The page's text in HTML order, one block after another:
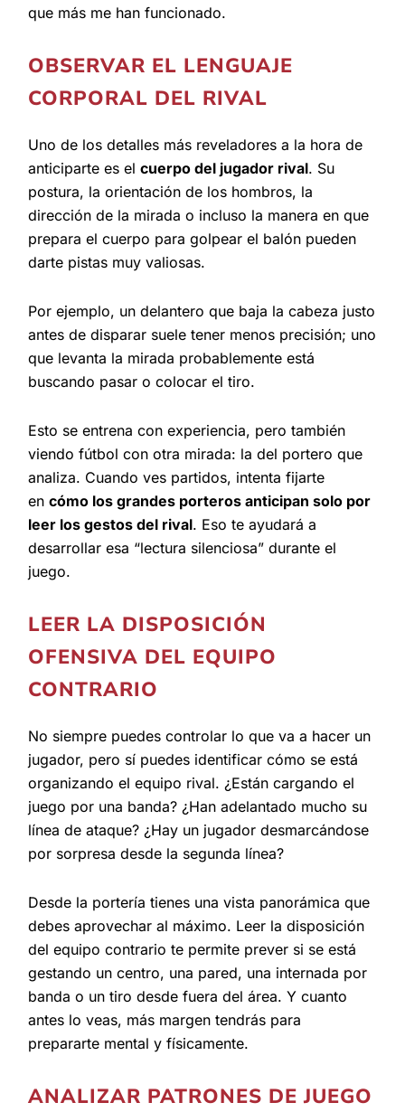
que más me han funcionado.
OBSERVAR EL LENGUAJE
CORPORAL DEL RIVAL
Uno de los detalles más reveladores a la hora de
anticiparte es elcuerpo del jugador rival. Su
postura, la orientación de los hombros, la
dirección de la mirada o incluso la manera en que
prepara el cuerpo para golpear el balón pueden
darte pistas muy valiosas.
Por ejemplo, un delantero que baja la cabeza justo
antes de disparar suele tener menos precisión; uno
que levanta la mirada probablemente está
buscando pasar o colocar el tiro.
Esto se entrena con experiencia, pero también
viendo fútbol con otra mirada: la del portero que
analiza. Cuando ves partidos, intenta fijarte
encómo los grandes porteros anticipan solo por
leer los gestos del rival. Eso te ayudará a
desarrollar esa “lectura silenciosa” durante el
juego.
LEER LA DISPOSICIÓN
OFENSIVA DEL EQUIPO
CONTRARIO
No siempre puedes controlar lo que va a hacer un
jugador, pero sí puedes identificar cómo se está
organizando el equipo rival. ¿Están cargando el
juego por una banda? ¿Han adelantado mucho su
línea de ataque? ¿Hay un jugador desmarcándose
por sorpresa desde la segunda línea?
Desde la portería tienes una vista panorámica que
debes aprovechar al máximo. Leer la disposición
del equipo contrario te permite prever si se está
gestando un centro, una pared, una internada por
banda o un tiro desde fuera del área. Y cuanto
antes lo veas, más margen tendrás para
prepararte mental y físicamente.
ANALIZAR PATRONES DE JUEGO